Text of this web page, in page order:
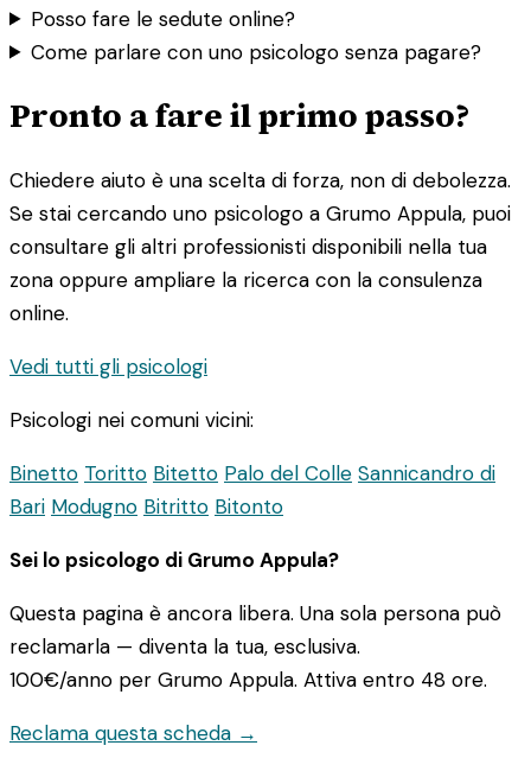
Posso fare le sedute online?
Come parlare con uno psicologo senza pagare?
Pronto a fare il primo passo?
Chiedere aiuto è una scelta di forza, non di debolezza.
Se stai cercando uno psicologo a Grumo Appula, puoi
consultare gli altri professionisti disponibili nella tua
zona oppure ampliare la ricerca con la consulenza
online.
Vedi tutti gli psicologi
Psicologi nei comuni vicini:
Binetto Toritto Bitetto Palo del Colle Sannicandro di
Bari Modugno Bitritto Bitonto
Sei lo psicologo di Grumo Appula?
Questa pagina è ancora libera. Una sola persona può
reclamarla — diventa la tua, esclusiva.
100€/anno per Grumo Appula. Attiva entro 48 ore.
Reclama questa scheda →